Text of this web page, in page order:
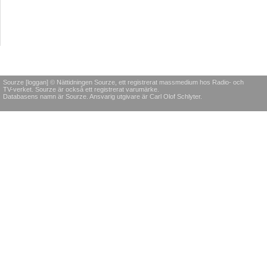
Sourze [loggan] © Nättidningen Sourze, ett registrerat massmedium hos Radio- och
TV-verket. Sourze är också ett registrerat varumärke.
Databasens namn är Sourze. Ansvarig utgivare är Carl Olof Schlyter.